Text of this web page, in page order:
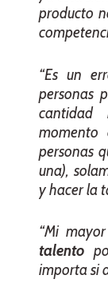
producto
“Es un
personas
cantidad
momento
personas
una),
y hacer la
“Mi
talento
importa si